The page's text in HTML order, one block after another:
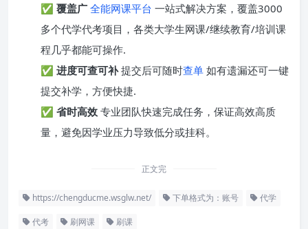
✅ 覆盖广 全能网课平台 一站式解决方案，覆盖3000
多个代学代考项目，各类大学生网课/继续教育/培训课
程几乎都能可操作.
✅ 进度可查可补提交后可随时查单 如有遗漏还可一键
提交补学，方便快捷.
✅ 省时高效 专业团队快速完成任务，保证高效高质
量，避免因学业压力导致低分或挂科。
正文完
https://chengducme.wsglw.net/ 下单格式为：账号 代学
代考 刷网课 刷课